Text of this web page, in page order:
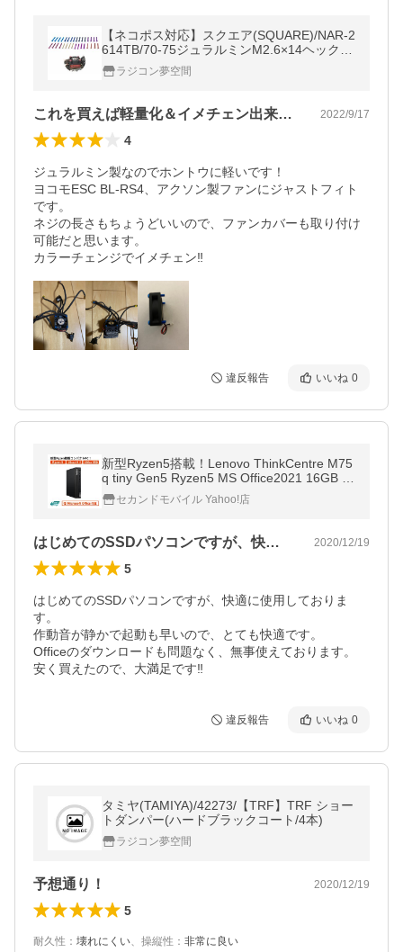
【ネコポス対応】スクエア(SQUARE)/NAR-2
614TB/70-75ジュラルミンM2.6×14ヘックス
ビス(ライトブルー) 4pcs
ラジコン夢空間
これを買えば軽量化＆イメチェン出来る⁉︎ 2022/9/17
4
ジュラルミン製なのでホントウに軽いです！
ヨコモESC BL-RS4、アクソン製ファンにジャストフィト
です。
ネジの長さもちょうどいいので、ファンカバーも取り付け
可能だと思います。
カラーチェンジでイメチェン‼︎
違反報告 いいね 0
新型Ryzen5搭載！Lenovo ThinkCentre M75
q tiny Gen5 Ryzen5 MS Office2021 16GB 2
56GB SSD Windows11 新品 小型 デスクトッ
プ セカンドモバイル Yahoo!店
はじめてのSSDパソコンですが、快適に… 2020/12/19
5
はじめてのSSDパソコンですが、快適に使用しておりま
す。
作動音が静かで起動も早いので、とても快適です。
Officeのダウンロードも問題なく、無事使えております。
安く買えたので、大満足です‼️
違反報告 いいね 0
タミヤ(TAMIYA)/42273/【TRF】TRF ショー
トダンパー(ハードブラックコート/4本)
ラジコン夢空間
予想通り！ 2020/12/19
5
耐久性 ： 壊れにくい、 操縦性 ： 非常に良い